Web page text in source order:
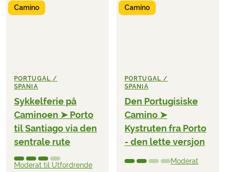
Camino
PORTUGAL /
SPANIA
Sykkelferie på
Caminoen ➤ Porto
til Santiago via den
sentrale rute
Moderat til Utfordrende
Camino
PORTUGAL /
SPANIA
Den Portugisiske
Camino ➤
Kystruten fra Porto
- den lette versjon
Moderat